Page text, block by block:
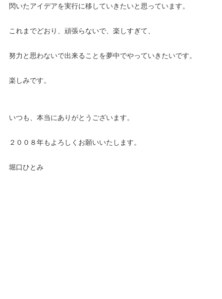
閃いたアイデアを実行に移していきたいと思っています。
これまでどおり、頑張らないで、楽しすぎて、
努力と思わないで出来ることを夢中でやっていきたいです。
楽しみです。
いつも、本当にありがとうございます。
２００８年もよろしくお願いいたします。
堀口ひとみ